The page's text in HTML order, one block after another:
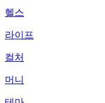
헬스
라이프
컬처
머니